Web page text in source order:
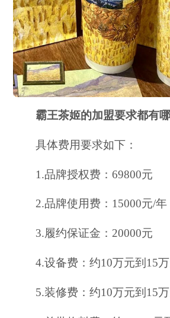
霸王茶姬的加盟要求都有
具体费用要求如下：
1.品牌授权费：69800元
2.品牌使用费：15000元/年
3.履约保证金：20000元
4.设备费：约10万元到15万
5.装修费：约10万元到15万